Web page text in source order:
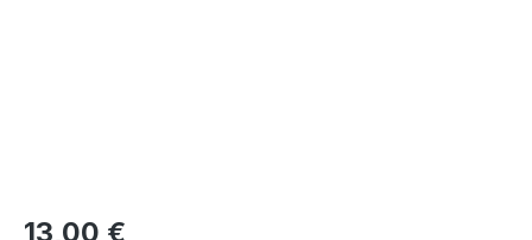
Regulärer Preis:
13,00 €